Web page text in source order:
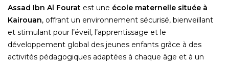
Assad Ibn Al Fourat est une école maternelle située à
Kairouan, offrant un environnement sécurisé, bienveillant
et stimulant pour l’éveil, l’apprentissage et le
développement global des jeunes enfants grâce à des
activités pédagogiques adaptées à chaque âge et à un